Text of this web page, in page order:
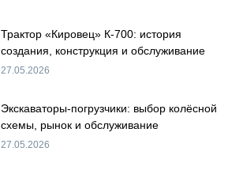
Трактор «Кировец» К-700: история
создания, конструкция и обслуживание
27.05.2026
Экскаваторы-погрузчики: выбор колёсной
схемы, рынок и обслуживание
27.05.2026